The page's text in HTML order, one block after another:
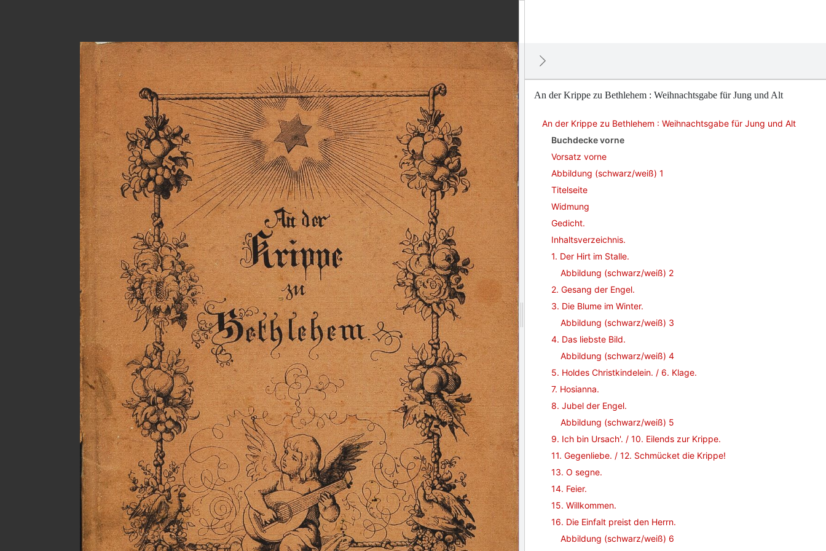
An der Krippe zu Bethlehem : Weihnachtsgabe für Jung und Alt
An der Krippe zu Bethlehem : Weihnachtsgabe für Jung und Alt
Buchdecke vorne
Vorsatz vorne
Abbildung (schwarz/weiß) 1
Titelseite
Widmung
Gedicht.
Inhaltsverzeichnis.
1. Der Hirt im Stalle.
Abbildung (schwarz/weiß) 2
2. Gesang der Engel.
3. Die Blume im Winter.
Abbildung (schwarz/weiß) 3
4. Das liebste Bild.
Abbildung (schwarz/weiß) 4
5. Holdes Christkindelein. / 6. Klage.
7. Hosianna.
8. Jubel der Engel.
Abbildung (schwarz/weiß) 5
9. Ich bin Ursach'. / 10. Eilends zur Krippe.
11. Gegenliebe. / 12. Schmücket die Krippe!
13. O segne.
14. Feier.
15. Willkommen.
16. Die Einfalt preist den Herrn.
Abbildung (schwarz/weiß) 6